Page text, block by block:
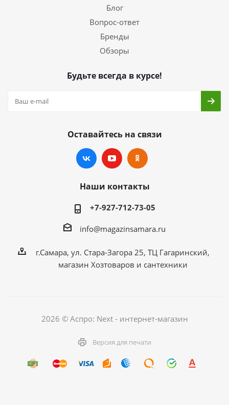
Блог
Вопрос-ответ
Бренды
Обзоры
Будьте всегда в курсе!
Оставайтесь на связи
Наши контакты
+7-927-712-73-05
info@magazinsamara.ru
г.Самара, ул. Стара-Загора 25, ТЦ Гагаринский,
магазин Хозтоваров и сантехники
2026 © Аспро: Next - интернет-магазин
Версия для печати